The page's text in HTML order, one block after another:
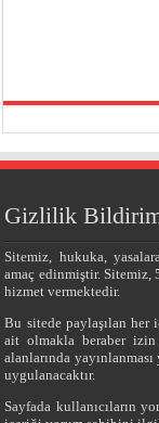
Gizlilik
Sitemiz, hukuka,
amaç edinmiştir. Sitemiz,
hizmet vermektedir.
Bu sitede paylaşılan her
ait olmakla beraber izin
alanlarında
uygulanacaktır.
Sayfada kullanıcıların